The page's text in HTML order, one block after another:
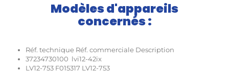
Modèles d'appareils
concernés :
Réf. technique Réf. commerciale Description
37234730100 lvi12-42ix
LV12-753 F015317 LV12-753